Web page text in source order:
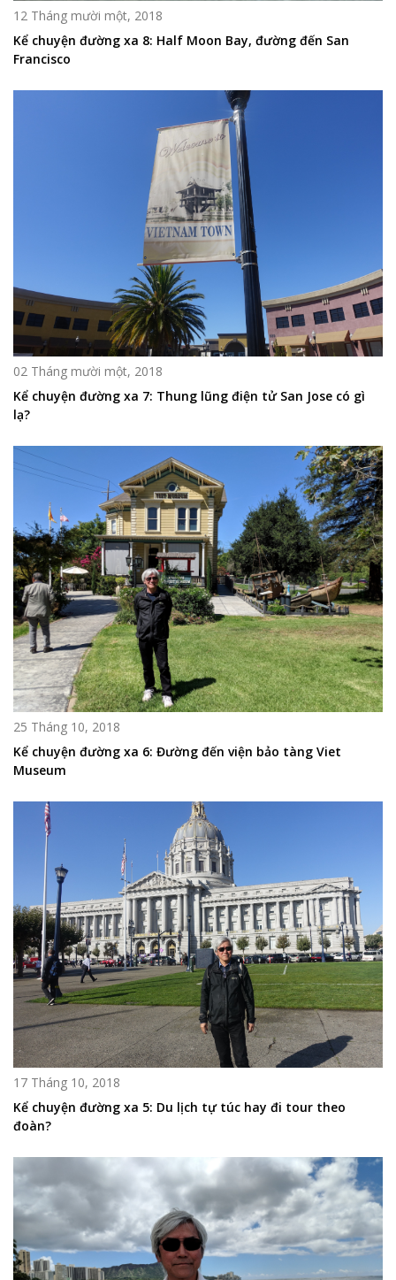
12 Tháng mười một, 2018
Kể chuyện đường xa 8: Half Moon Bay, đường đến San
Francisco
02 Tháng mười một, 2018
Kể chuyện đường xa 7: Thung lũng điện tử San Jose có gì
lạ?
25 Tháng 10, 2018
Kể chuyện đường xa 6: Đường đến viện bảo tàng Viet
Museum
17 Tháng 10, 2018
Kể chuyện đường xa 5: Du lịch tự túc hay đi tour theo
đoàn?